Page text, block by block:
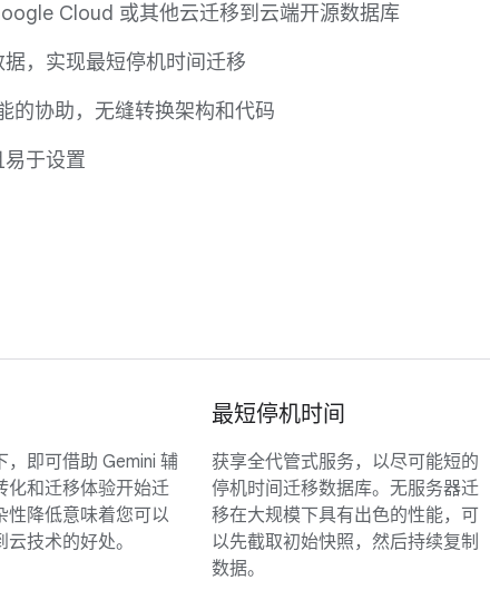
Cloud 或其他云迁移到云端开源数据库
，实现最短停机时间迁移
的协助，无缝转换架构和代码
于设置
，即可借助 Gemini 辅
化和迁移体验开始迁
性降低意味着您可以
技术的好处。
最短停机时间
获享全代管式服务，以尽可能短的
停机时间迁移数据库。无服务器迁
移在大规模下具有出色的性能，可
以先截取初始快照，然后持续复制
数据。